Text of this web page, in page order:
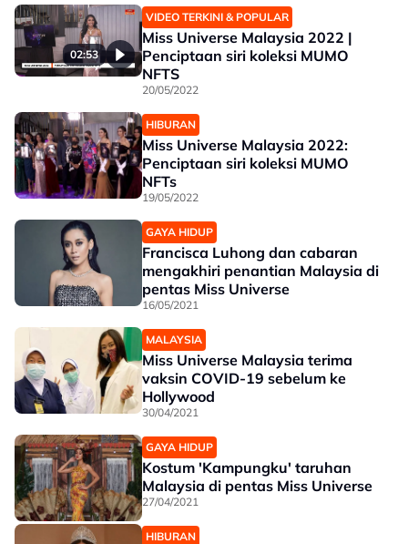
02:53
VIDEO TERKINI & POPULAR
Miss Universe Malaysia 2022 |
Penciptaan siri koleksi MUMO
NFTS
20/05/2022
HIBURAN
Miss Universe Malaysia 2022:
Penciptaan siri koleksi MUMO
NFTs
19/05/2022
GAYA HIDUP
Francisca Luhong dan cabaran
mengakhiri penantian Malaysia di
pentas Miss Universe
16/05/2021
MALAYSIA
Miss Universe Malaysia terima
vaksin COVID-19 sebelum ke
Hollywood
30/04/2021
GAYA HIDUP
Kostum 'Kampungku' taruhan
Malaysia di pentas Miss Universe
27/04/2021
HIBURAN